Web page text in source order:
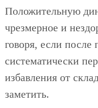
Положительную
чрезмерное и
говоря, если после
систематически
избавления от
заметить.